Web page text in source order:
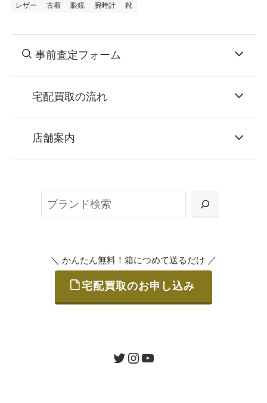
レザー
古着 眼鏡 腕時計 靴
事前査定フォーム
宅配買取の流れ
お申込み
または梱包材不要の「集荷申込」からお選び
ご発送
店舗案内
＼ かんたん無料！箱につめて送るだけ ／
宅配買取のお申し込み
ツイッターインスタグラムユーチューブ